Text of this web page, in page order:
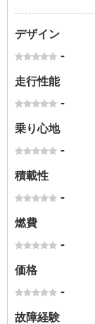
デザイン
-
走行性能
-
乗り心地
-
積載性
-
燃費
-
価格
-
故障経験